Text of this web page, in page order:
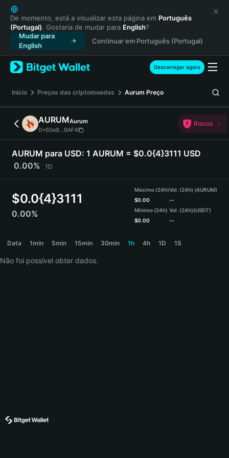
English
日本語
Tiếng Việt
Русский
Español (Latinoamérica)
Türkçe
Français
Deutsch
简体中文
繁體中文
Português (Portugal)
Bahasa Indonesia
ภาษาไทย
हिन्दी
Español
Português (Brasil)
De momento, está a visualizar esta página em Português
(Portugal). Gostaria de mudar para English?
Mudar para
English
Continuar em Português (Portugal)
Descarregar agora
Início Preços das criptomoedas Aurum Preço
AURUMAurum
0x60e9...9AF4
Riscos
AURUM para USD: 1 AURUM = $0.0{4}3111 USD
0.00%
1D
$0.0{4}3111
0.00%
Máximo (24h)
$0.00
Mínimo (24h)
$0.00
Vol. (24h) (AURUM)
--
Vol. (24h)(USDT)
--
Data 1min 5min 15min 30min 1h 4h 1D 1S
Não foi possível obter dados.